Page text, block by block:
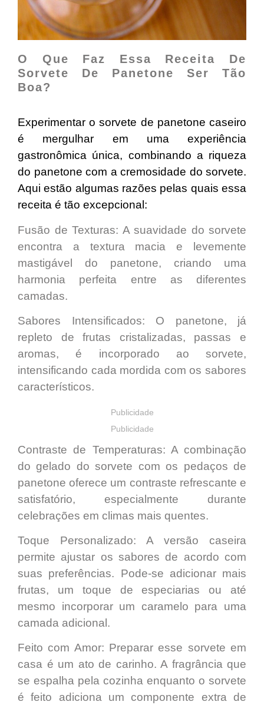
O Que Faz Essa Receita De
Sorvete De Panetone Ser Tão
Boa?
Experimentar o sorvete de panetone caseiro
é mergulhar em uma experiência
gastronômica única, combinando a riqueza
do panetone com a cremosidade do sorvete.
Aqui estão algumas razões pelas quais essa
receita é tão excepcional:
Fusão de Texturas: A suavidade do sorvete
encontra a textura macia e levemente
mastigável do panetone, criando uma
harmonia perfeita entre as diferentes
camadas.
Sabores Intensificados: O panetone, já
repleto de frutas cristalizadas, passas e
aromas, é incorporado ao sorvete,
intensificando cada mordida com os sabores
característicos.
Publicidade
Publicidade
Contraste de Temperaturas: A combinação
do gelado do sorvete com os pedaços de
panetone oferece um contraste refrescante e
satisfatório, especialmente durante
celebrações em climas mais quentes.
Toque Personalizado: A versão caseira
permite ajustar os sabores de acordo com
suas preferências. Pode-se adicionar mais
frutas, um toque de especiarias ou até
mesmo incorporar um caramelo para uma
camada adicional.
Feito com Amor: Preparar esse sorvete em
casa é um ato de carinho. A fragrância que
se espalha pela cozinha enquanto o sorvete
é feito adiciona um componente extra de